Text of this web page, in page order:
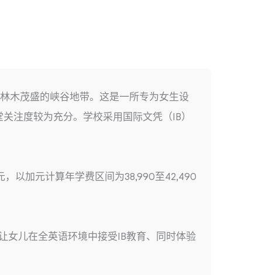
木茂盛的峡谷地带。这是一所专为女生设
注度较为充分。学校采用国际文凭（IB）
，以加元计算年学费区间为38,990至42,490
女儿在全英语环境中接受IB教育、同时体验